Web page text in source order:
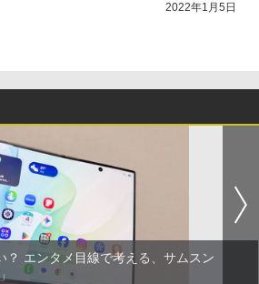
2022年1月5日
？ エンタメ目線で考える、サムスン